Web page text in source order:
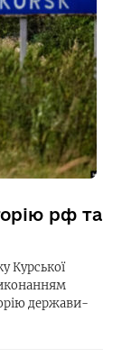
рф та
Курської
держави-